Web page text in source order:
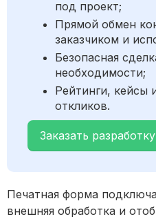
под проект;
Прямой обмен
заказчиком и
Безопасная
необходимости;
Рейтинги, кейсы
откликов.
Заказать разработку
Печатная форма
внешняя обработка и